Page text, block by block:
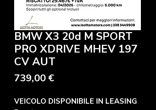
BMW X3 20d M SPORT
PRO XDRIVE MHEV 197
CV AUT
739,00 €Prezzo
VEICOLO DISPONIBILE IN LEASING